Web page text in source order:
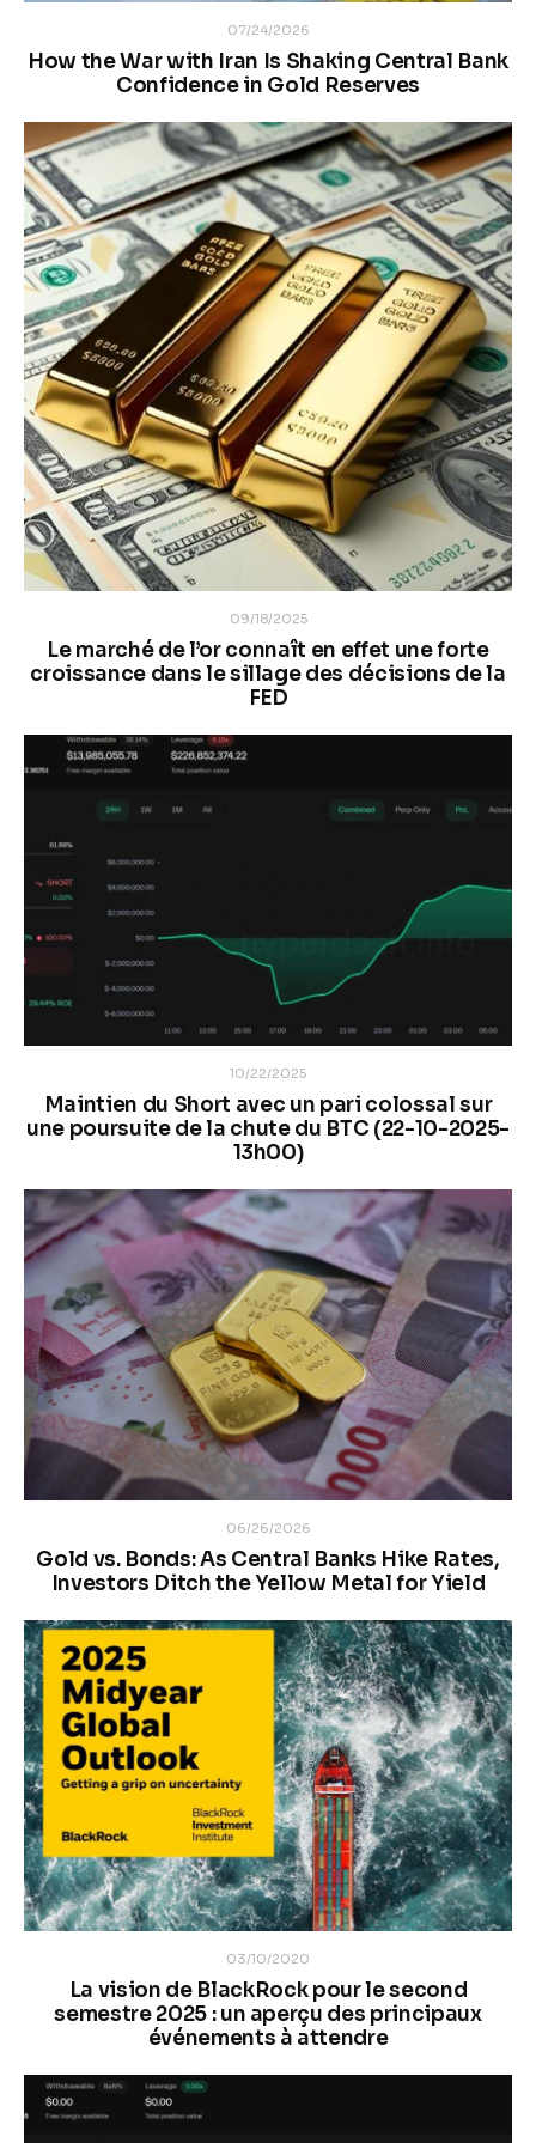
07/24/2026
How the War with Iran Is Shaking Central Bank
Confidence in Gold Reserves
09/18/2025
Le marché de l’or connaît en effet une forte
croissance dans le sillage des décisions de la
FED
10/22/2025
Maintien du Short avec un pari colossal sur
une poursuite de la chute du BTC (22-10-2025-
13h00)
06/26/2026
Gold vs. Bonds: As Central Banks Hike Rates,
Investors Ditch the Yellow Metal for Yield
03/10/2020
La vision de BlackRock pour le second
semestre 2025 : un aperçu des principaux
événements à attendre